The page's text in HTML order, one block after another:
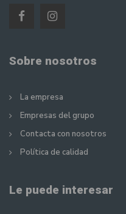
Sobre nosotros
La empresa
Empresas del grupo
Contacta con nosotros
Política de calidad
Le puede interesar